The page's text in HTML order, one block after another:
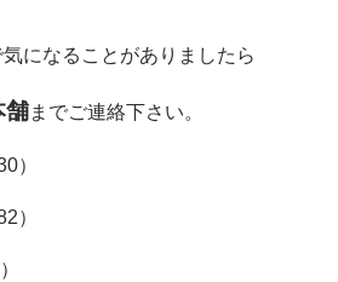
になることがありましたら
舗までご連絡下さい。
）
）